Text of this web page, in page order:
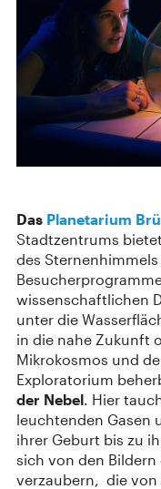
Das Planetarium
Stadtzentrums
des
wissenschaftlichen
unter die
in die nahe Zukunft
Mikrokosmos und
Exploratorium
der Nebel . Hier
leuchtenden Gasen
ihrer Geburt bis zu
sich von den
verzaubern, die